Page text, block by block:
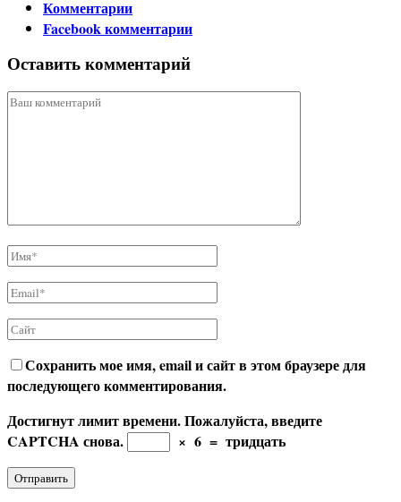
Комментарии
Facebook комментарии
Оставить комментарий
Сохранить мое имя, email и сайт в этом браузере для
последующего комментирования.
Достигнут лимит времени. Пожалуйста, введите
CAPTCHA снова.
× 6 = тридцать